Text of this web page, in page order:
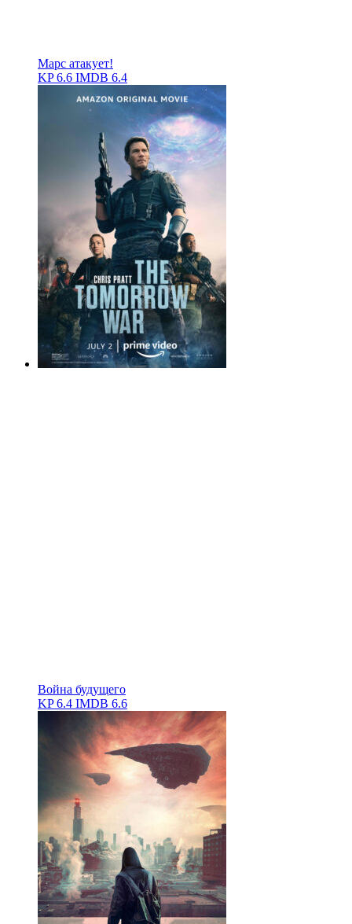
Марс атакует!
KP6.6 IMDB 6.4
Война будущего
KP6.4 IMDB 6.6